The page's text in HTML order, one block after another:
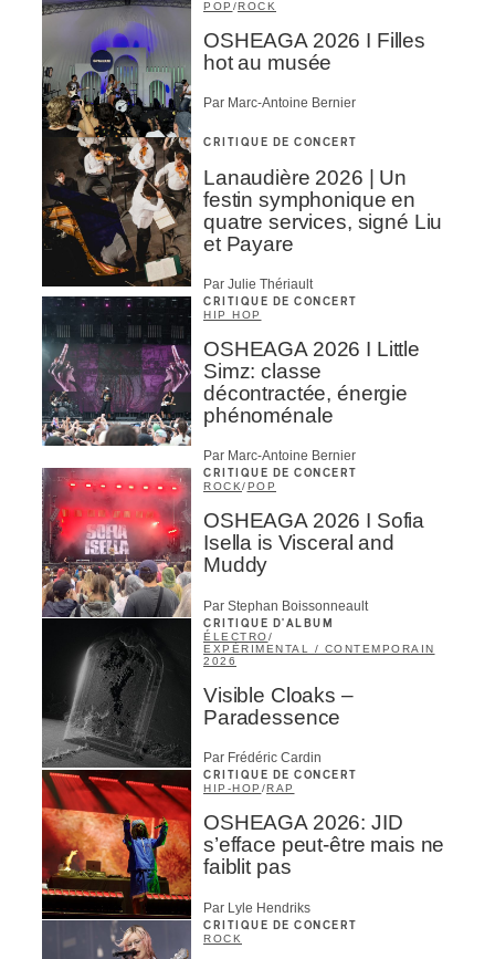
POP /ROCK
OSHEAGA 2026 I Filles
hot au musée
Par Marc-Antoine Bernier
CRITIQUE DE CONCERT
Lanaudière 2026 | Un
festin symphonique en
quatre services, signé Liu
et Payare
Par Julie Thériault
CRITIQUE DE CONCERT
HIP HOP
OSHEAGA 2026 I Little
Simz: classe
décontractée, énergie
phénoménale
Par Marc-Antoine Bernier
CRITIQUE DE CONCERT
ROCK/ POP
OSHEAGA 2026 I Sofia
Isella is Visceral and
Muddy
Par Stephan Boissonneault
CRITIQUE D'ALBUM
ÉLECTRO/
EXPÉRIMENTAL / CONTEMPORAIN
2026
Visible Cloaks –
Paradessence
Par Frédéric Cardin
CRITIQUE DE CONCERT
HIP-HOP /RAP
OSHEAGA 2026: JID
s’efface peut-être mais ne
faiblit pas
Par Lyle Hendriks
CRITIQUE DE CONCERT
ROCK